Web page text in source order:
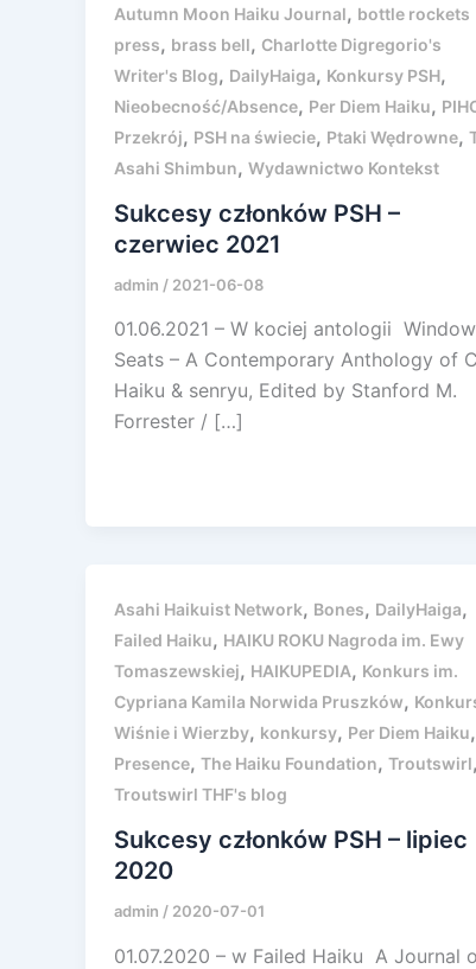
Autumn Moon Haiku Journal, bottle rockets
press, brass bell, Charlotte Digregorio's
Writer's Blog, DailyHaiga, Konkursy PSH,
Nieobecność/Absence, Per Diem Haiku,
Przekrój, PSH na świecie, Ptaki Wędrowne,
Asahi Shimbun, Wydawnictwo Kontekst
Sukcesy członków PSH –
czerwiec 2021
admin / 2021-06-08
01.06.2021 – W kociej antologii Window
Seats – A Contemporary Anthology of
Haiku & senryu, Edited by Stanford M.
Forrester / […]
Asahi Haikuist Network, Bones, DailyHaiga,
Failed Haiku, HAIKU ROKU Nagroda im. Ewy
Tomaszewskiej, HAIKUPEDIA, Konkurs im.
Cypriana Kamila Norwida Pruszków,
Wiśnie i Wierzby, konkursy, Per Diem Haiku,
Presence, The Haiku Foundation, Troutswirl,
Troutswirl THF's blog
Sukcesy członków PSH – lipiec
2020
admin / 2020-07-01
01.07.2020 – w Failed Haiku A Journal